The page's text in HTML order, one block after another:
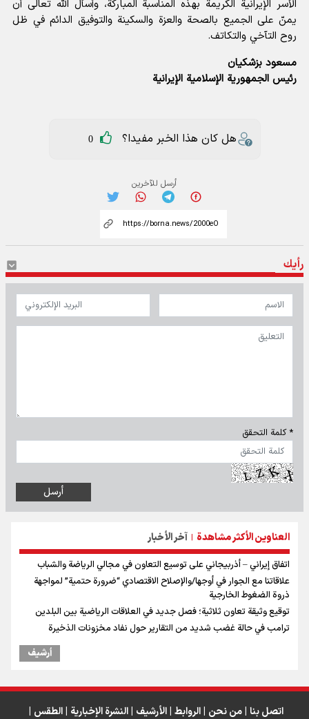
الأسر الإيرانية الكريمة بهذه المناسبة المباركة، وأسأل الله تعالى أن
يمنّ على الجميع بالصحة والعزة والسكينة والتوفيق الدائم في ظل
روح التآخي والتكاتف.
مسعود بزشكيان
رئيس الجمهورية الإسلامية الإيرانية
هل كان هذا الخبر مفيدا؟ 0
أرسل للآخرين
رأيك
* كلمة التحقق
العناوين الأكثر مشاهدة | آخر الأخبار
اتفاق إيراني – أذربيجاني على توسيع التعاون في مجالي الرياضة والشباب
علاقاتنا مع الجوار في أوجها/والإصلاح الاقتصادي “ضرورة حتمية” لمواجهة
ذروة الضغوط الخارجية
توقيع وثيقة تعاون ثلاثية؛ فصل جديد في العلاقات الرياضية بين البلدين
ترامب في حالة غضب شديد من التقارير حول نفاد مخزونات الذخيرة
أرشیف
اتصل بنا من نحن الروابط الأرشيف النشرة الإخبارية الطقس